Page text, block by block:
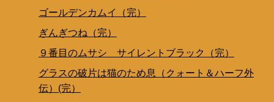
ゴールデンカムイ（完）
ぎんぎつね（完）
９番目のムサシ サイレントブラック（完）
グラスの破片は猫のため息（クォート＆ハーフ外
伝）(完）